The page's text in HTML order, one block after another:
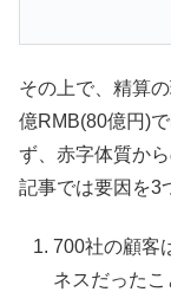
その上で、精算
億RMB(80億円)
ず、赤字体質か
記事では要因を3
700社の顧客
ネスだったこ